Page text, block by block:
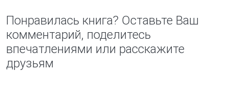
Понравилась книга? Оставьте Ваш
комментарий, поделитесь
впечатлениями или расскажите
друзьям